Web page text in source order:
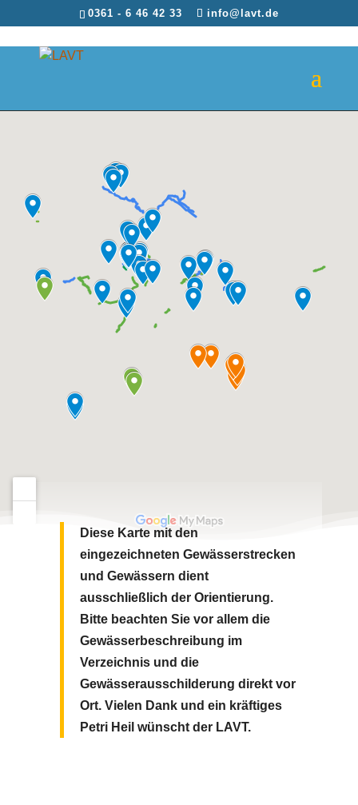
0361 - 6 46 42 33 info@lavt.de
Diese Karte mit den
eingezeichneten Gewässerstrecken
und Gewässern dient
ausschließlich der Orientierung.
Bitte beachten Sie vor allem die
Gewässerbeschreibung im
Verzeichnis und die
Gewässerausschilderung direkt vor
Ort. Vielen Dank und ein kräftiges
Petri Heil wünscht der LAVT.